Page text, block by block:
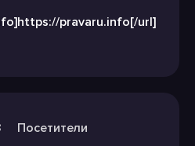
pravaru.info[/url]
Посетители